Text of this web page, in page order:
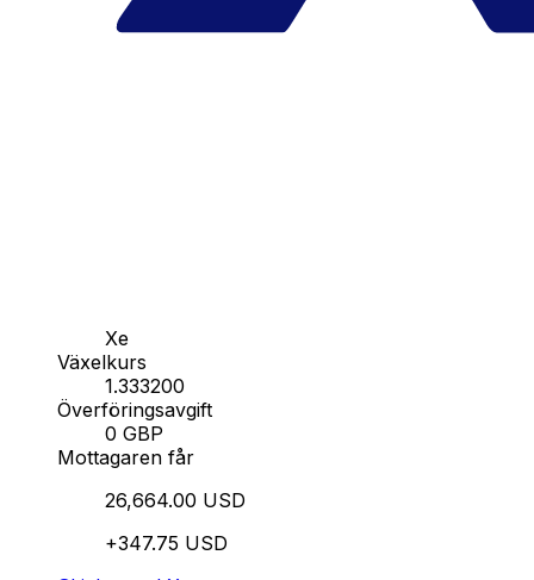
Xe
Växelkurs
1.333200
Överföringsavgift
0 GBP
Mottagaren får
26,664.00 USD
+347.75 USD